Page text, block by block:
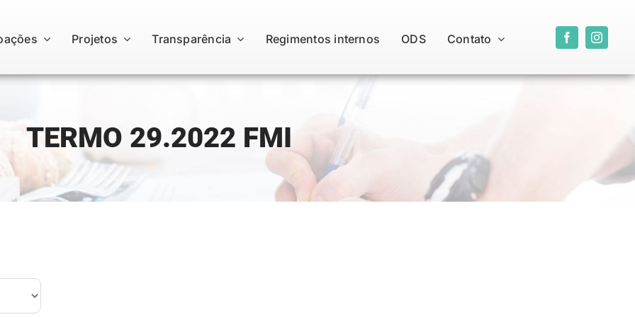
Projetos Transparência Regimentos internos ODS Contato
TERMO 29.2022 FMI